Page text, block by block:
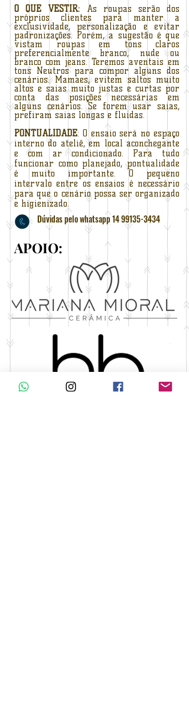
O QUE VESTIR: As roupas serão dos
próprios clientes para manter a
exclusividade, personalização e evitar
padronizações. Porém, a sugestão é que
vistam roupas em tons claros
preferencialmente branco, nude ou
branco com jeans. Teremos aventais em
tons Neutros para compor alguns dos
cenários. Mamaes, evitem saltos muito
altos e saias muito justas e curtas por
conta das posições necessárias em
alguns cenários. Se forem usar saias,
prefiram saias longas e fluidas.
PONTUALIDADE: O ensaio será no espaço
interno do ateliê, em local aconchegante
e com ar condicionado. Para tudo
funcionar como planejado, pontualidade
é muito importante. O pequeno
intervalo entre os ensaios é necessário
para que o cenário possa ser organizado
e higienizado.
​Dúvidas pelo whatsapp14 99135-3434
APOIO: